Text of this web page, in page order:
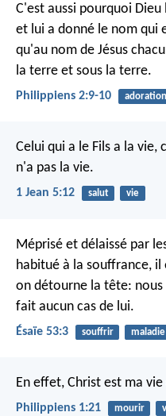
C'est aussi pourquoi
et lui a donné le nom qui
qu'au nom de Jésus
la terre et sous la terre.
Philippiens 2:9-10 adoration
Celui qui a le Fils a la vie,
n'a pas la vie.
1 Jean 5:12 salut vie
Méprisé et délaissé par
habitué à la souffrance, il
on détourne la tête:
fait aucun cas de lui.
Ésaïe 53:3 souffrir maladie
En effet, Christ est ma
Philippiens 1:21 mourir